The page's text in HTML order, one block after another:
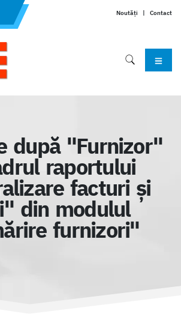
Noutăți | Contact
după "Furnizor"
raportului
facturi și
din modulul
furnizori"